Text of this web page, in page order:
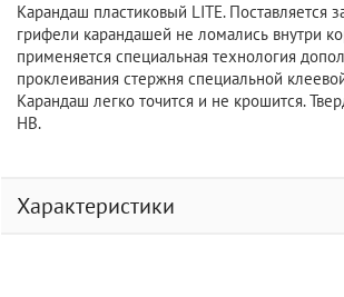
Карандаш пластиковый LITE. Поставляется
грифели карандашей не ломались внутри
применяется специальная технология
проклеивания стержня специальной
Карандаш легко точится и не крошится.
НВ.
Характеристики